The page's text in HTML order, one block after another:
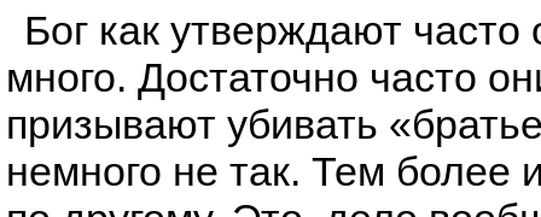
Бог как утверждают часто
много. Достаточно часто
призывают убивать
немного не так. Тем более